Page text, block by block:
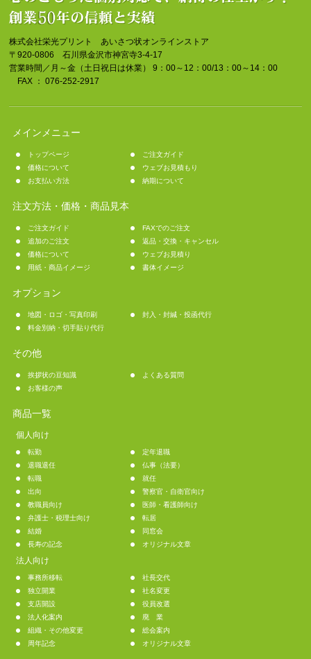
株式会社栄光プリント あいさつ状オンラインストア
〒920-0806 石川県金沢市神宮寺3-4-17
営業時間／月～金（土日祝日は休業） 9：00～12：00/13：00～14：00
FAX ： 076-252-2917
メインメニュー
トップページ
ご注文ガイド
価格について
ウェブお見積もり
お支払い方法
納期について
注文方法・価格・商品見本
ご注文ガイド
FAXでのご注文
追加のご注文
返品・交換・キャンセル
価格について
ウェブお見積り
用紙・商品イメージ
書体イメージ
オプション
地図・ロゴ・写真印刷
封入・封緘・投函代行
料金別納・切手貼り代行
その他
挨拶状の豆知識
よくある質問
お客様の声
商品一覧
個人向け
転勤
定年退職
退職退任
仏事（法要）
転職
就任
出向
警察官・自衛官向け
教職員向け
医師・看護師向け
弁護士・税理士向け
転居
結婚
同窓会
長寿の記念
オリジナル文章
法人向け
事務所移転
社長交代
独立開業
社名変更
支店開設
役員改選
法人化案内
廃 業
組織・その他変更
総会案内
周年記念
オリジナル文章